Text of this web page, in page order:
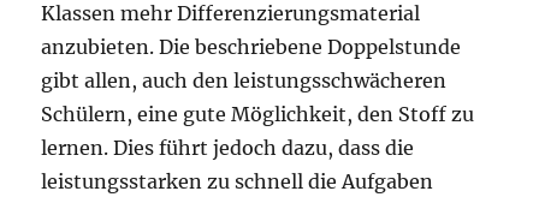
Klassen mehr Differenzierungsmaterial
anzubieten. Die beschriebene Doppelstunde
gibt allen, auch den leistungsschwächeren
Schülern, eine gute Möglichkeit, den Stoff zu
lernen. Dies führt jedoch dazu, dass die
leistungsstarken zu schnell die Aufgaben